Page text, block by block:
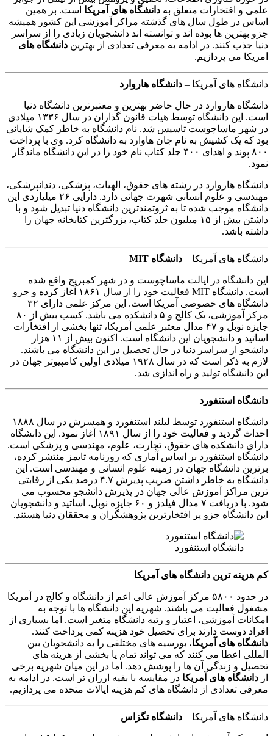
علمی و افتخارات متعلق به دانشگاه های آمریکا است. بر همین
اساس در طول سال های گذشته مراکز آموزشی این کشور همیشه
جزو بهترین ها بوده اند و توانسته اند دانشجویان زیادی را از سراسر
دنیا جذب کنند. در ادامه به معرفی تعدادی از بهترین دانشگاه های
مریکا می پردازیم.
دانشگاه های آمریکا – دانشگاه هاروارد
دانشگاه هاروارد در حال حاضر بهترین و معتبرترین دانشگاه دنیا
است. این دانشگاه توسط هیات قانون گذاران در سال ۱۳۳۶ میلادی
در شهر ماساچوست تاسیس شد. نام دانشگاه به خاطر کمک شایانی
بود که یک کشیش به نام جان هاوارد به دانشگاه کرد. وی با پرداخت
۸۰۰ پوند و اهدای ۴۰۰ جلد کتاب نام خود را در این دانشگاه ماندگار
نمود.
دانشگاه هاروارد در رشته های حقوق، الهیات، پزشکی، دندانپزشکی،
مهندسی و علوم انسانی شهرت جهانی دارد. دارایی ۲۶ میلیاردی این
دانشگاه موجب شده تا به ثروتمندترین دانشگاه دنیا تبدیل شود و با
داشتن بیش از ۱۵ میلیون جلد کتاب، بزرگترین کتابخانه جهان را
داشته باشد.
دانشگاه های آمریکا – دانشگاه MIT
این دانشگاه در ایالت ماساچوست و در شهر کمبریج واقع شده
است. دانشگاه MIT فعالیت خود را از سال ۱۸۶۱ آغاز کرده و جزو
دانشگاه های خصوصی آمریکا است. این مرکز علمی دارای ۳۲
مرکز آموزشی، یک کالج و ۵ دانشکده می باشد. کسب بیش از ۸۰
جایزه نوبل و ۴۷ مدال معتبر علمی آمریکا، تنها بخشی از افتخارات
اساتید و دانشجویان این دانشگاه است. اکنون بیش از ۱۱ هزار
دانشجو از سراسر دنیا در حال تحصیل در این دانشگاه می باشند.
لازم به ذکر است که در سال ۱۹۲۸ میلادی اولین کامپیوتر جهان در
این دانشگاه تولید و راه اندازی شد.
دانشگاه استنفورد
دانشگاه استنفورد توسط لیلند استنفورد و همسرش در سال ۱۸۸۸
احداث گردید و فعالیت خود را از سال ۱۸۹۱ آغاز نمود. این دانشگاه
دارای دانشکده های حقوق، تجارت، علوم، مهندسی و پزشکی است.
دانشگاه استنفورد بر اساس آماری که روزنامه تایمز منتشر کرده،
برترین دانشگاه جهان در زمینه علوم انسانی و مهندسی است. این
دانشگاه به خاطر داشتن ضریب پذیرش ۴.۷ درصد یکی از رقابتی
ترین مراکز آموزش عالی جهان در پذیرش دانشجو محسوب می
شود. با دریافت ۷ مدال فیلدز و ۶۰ جایزه نوبل، اساتید و دانشجویان
این دانشگاه جزو پر افتخارترین پژوهشگران و محققان دنیا هستند.
دانشگاه استنفورد
کم هزینه ترین دانشگاه های آمریکا
در حدود ۵۸۰۰ مرکز آموزش عالی اعم از دانشگاه و کالج در آمریکا
مشغول فعالیت می باشند. شهریه این دانشگاه ها با توجه به
امکانات آموزشی، اعتبار و رتبه دانشگاه متغیر است. اما بسیاری از
افراد دوست دارند برای تحصیل خود هزینه کمی پرداخت کنند.
دانشگاه های آمریکا، بورسیه های مختلفی را به دانشجویان بین
المللی اعطا می کنند که می تواند تمام یا بخشی از هزینه های
تحصیل و زندگی آن ها را پوشش دهد. اما در این میان شهریه برخی
از دانشگاه های آمریکا در مقایسه با بقیه ارزان تر است. در ادامه به
معرفی تعدادی از دانشگاه های کم هزینه ایالات متحده می پردازیم.
دانشگاه های آمریکا – دانشگاه تگزاس